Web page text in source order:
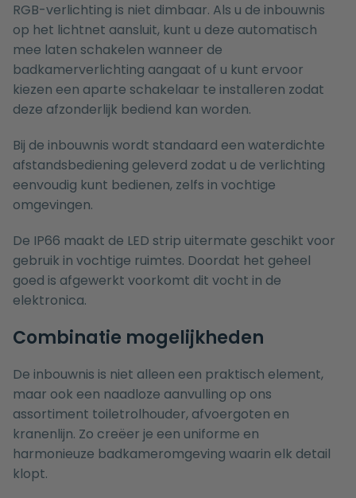
RGB-verlichting is niet dimbaar. Als u de inbouwnis
op het lichtnet aansluit, kunt u deze automatisch
mee laten schakelen wanneer de
badkamerverlichting aangaat of u kunt ervoor
kiezen een aparte schakelaar te installeren zodat
deze afzonderlijk bediend kan worden.
Bij de inbouwnis wordt standaard een waterdichte
afstandsbediening geleverd zodat u de verlichting
eenvoudig kunt bedienen, zelfs in vochtige
omgevingen.
De IP66 maakt de LED strip uitermate geschikt voor
gebruik in vochtige ruimtes. Doordat het geheel
goed is afgewerkt voorkomt dit vocht in de
elektronica.
Combinatie mogelijkheden
De inbouwnis is niet alleen een praktisch element,
maar ook een naadloze aanvulling op ons
assortiment toiletrolhouder, afvoergoten en
kranenlijn. Zo creëer je een uniforme en
harmonieuze badkameromgeving waarin elk detail
klopt.